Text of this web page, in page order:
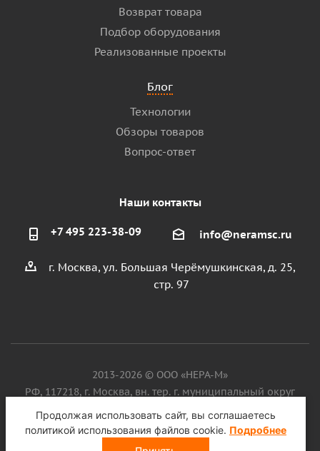
Возврат товара
Подбор оборудования
Реализованные проекты
Блог
Технологии
Обзоры товаров
Вопрос-ответ
Наши контакты
+7 495 223-38-09 info@neramsc.ru
г. Москва, ул. Большая Черёмушкинская, д. 25,
стр. 97
2013-2026 © ООО «НЕРА-М»
РФ, 117218, г. Москва, вн. тер. г. муниципальный округ
Котловка, ул. Большая Черёмушкинская, д. 25, стр. 97, ИНН
9718086924, ОГРН 1187746099750
Продолжая использовать сайт, вы соглашаетесь
политикой использования файлов cookie. Подробнее